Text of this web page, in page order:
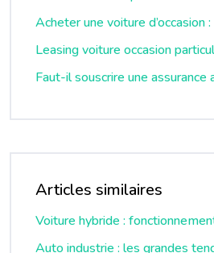
Acheter une voiture
Leasing voiture occasion
Faut-il souscrire une assurance
Articles similaires
Voiture hybride :
Auto industrie : les grandes